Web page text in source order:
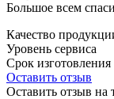
Большое всем
Качество
Уровень сервиса
Срок изготовления
Оставить отзыв
Оставить отзыв на